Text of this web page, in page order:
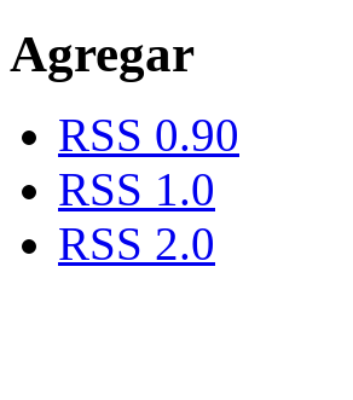
Agregar
RSS 0.90
RSS 1.0
RSS 2.0